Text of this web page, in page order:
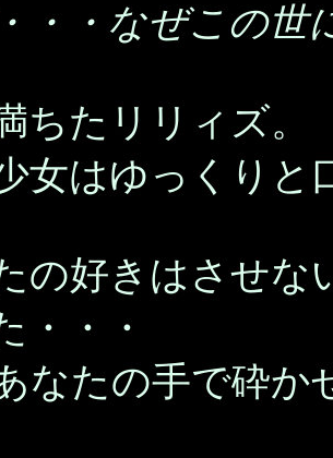
・・なぜこの
ちたリリィズ。
女はゆっくりと
の好きはさせ
・・・
なたの手で砕か